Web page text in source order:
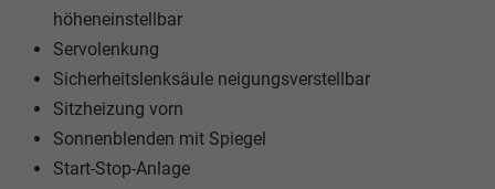
höheneinstellbar
Servolenkung
Sicherheitslenksäule neigungsverstellbar
Sitzheizung vorn
Sonnenblenden mit Spiegel
Start-Stop-Anlage